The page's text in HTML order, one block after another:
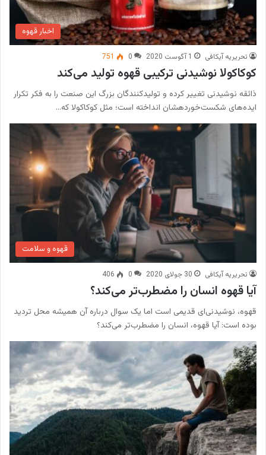
اخبار قهوه
تحریریه آیکافی 1 آگوست 2020 0
751
کوکاکولا نوشیدنی ترکیبی قهوه تولید می‌کند
ذائقه نوشیدنی تغییر کرده و تولیدکنندگان بزرگ این صنعت را به فکر تکرار
ایده‌های شکست‌خوردهشان انداخته است؛ مثل کوکاکولا که…
قهوه و سلامت
تحریریه آیکافی 30 جولای 2020 0
406
آیا قهوه انسان را مضطرب‌تر می‌کند؟
قهوه، نوشیدنی‌ای قدیمی است اما یک سوال درباره آن همیشه محل تردید
بوده است: آیا قهوه، انسان را مضطرب‌تر می‌کند؟